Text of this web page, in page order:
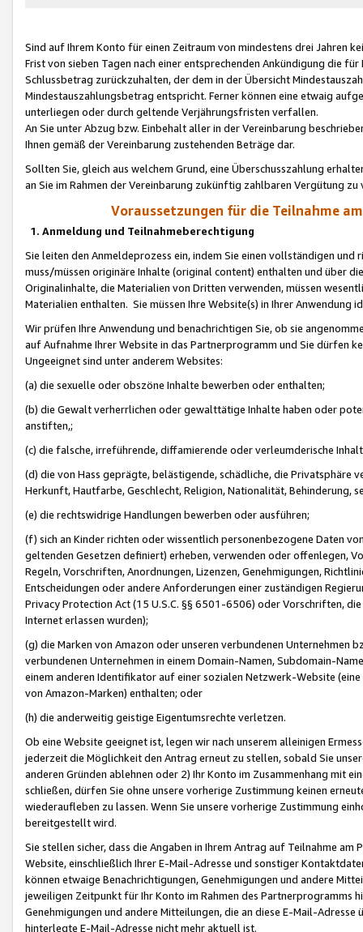
Sind auf Ihrem Konto für einen Zeitraum von mindestens drei Jahren
Frist von sieben Tagen nach einer entsprechenden Ankündigung die
Schlussbetrag zurückzuhalten, der dem in der Übersicht
Mindestauszahlungsbetrag entspricht. Ferner können eine etwaig
unterliegen oder durch geltende Verjährungsfristen verfallen.
An Sie unter Abzug bzw. Einbehalt aller in der Vereinbarung
Ihnen gemäß der Vereinbarung zustehenden Beträge dar.
Sollten Sie, gleich aus welchem Grund, eine Überschusszahlung
an Sie im Rahmen der Vereinbarung zukünftig zahlbaren Vergütung zu
Voraussetzungen für die Teilnahme
1. Anmeldung und Teilnahmeberechtigung
Sie leiten den Anmeldeprozess ein, indem Sie einen vollständigen
muss/müssen originäre Inhalte (original content) enthalten und über
Originalinhalte, die Materialien von Dritten verwenden, müssen
Materialien enthalten. Sie müssen Ihre Website(s) in Ihrer Anwendung
Wir prüfen Ihre Anwendung und benachrichtigen Sie, ob sie
auf Aufnahme Ihrer Website in das Partnerprogramm und Sie dürfen
Ungeeignet sind unter anderem Websites:
(a) die sexuelle oder obszöne Inhalte bewerben oder enthalten;
(b) die Gewalt verherrlichen oder gewalttätige Inhalte haben oder
anstiften,;
(c) die falsche, irreführende, diffamierende oder verleumderische
(d) die von Hass geprägte, belästigende, schädliche, die Privatsphäre
Herkunft, Hautfarbe, Geschlecht, Religion, Nationalität, Behinderung,
(e) die rechtswidrige Handlungen bewerben oder ausführen;
(f) sich an Kinder richten oder wissentlich personenbezogene Daten
geltenden Gesetzen definiert) erheben, verwenden oder offenlegen,
Regeln, Vorschriften, Anordnungen, Lizenzen, Genehmigungen,
Entscheidungen oder andere Anforderungen einer zuständigen
Privacy Protection Act (15 U.S.C. §§ 6501-6506) oder Vorschriften,
Internet erlassen wurden);
(g) die Marken von Amazon oder unseren verbundenen Unternehmen
verbundenen Unternehmen in einem Domain-Namen, Subdomain-
einem anderen Identifikator auf einer sozialen Netzwerk-Website
von Amazon-Marken) enthalten; oder
(h) die anderweitig geistige Eigentumsrechte verletzen.
Ob eine Website geeignet ist, legen wir nach unserem alleinigen
jederzeit die Möglichkeit den Antrag erneut zu stellen, sobald Sie
anderen Gründen ablehnen oder 2) Ihr Konto im Zusammenhang mit
schließen, dürfen Sie ohne unsere vorherige Zustimmung keinen
wiederaufleben zu lassen. Wenn Sie unsere vorherige Zustimmung
bereitgestellt wird.
Sie stellen sicher, dass die Angaben in Ihrem Antrag auf Teilnahme
Website, einschließlich Ihrer E-Mail-Adresse und sonstiger
können etwaige Benachrichtigungen, Genehmigungen und andere
jeweiligen Zeitpunkt für Ihr Konto im Rahmen des Partnerprogramms
Genehmigungen und andere Mitteilungen, die an diese E-Mail-
hinterlegte E-Mail-Adresse nicht mehr aktuell ist.